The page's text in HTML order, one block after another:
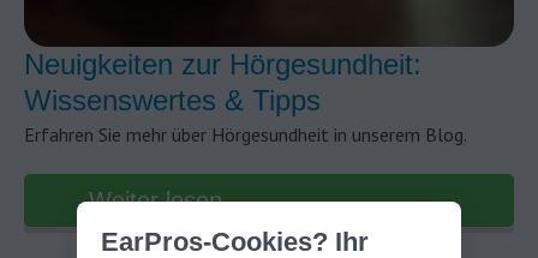
Neuigkeiten zur Hörgesundheit:
Wissenswertes & Tipps
Erfahren Sie mehr über Hörgesundheit in unserem Blog.
Weiter lesen
EarPros-Cookies? Ihr